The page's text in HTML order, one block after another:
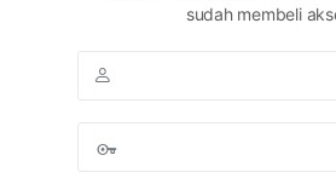
sudah membeli